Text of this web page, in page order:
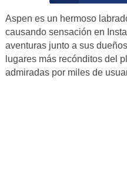
Aspen es un hermoso
causando sensación en
aventuras junto a sus
lugares más recónditos del
admiradas por miles de